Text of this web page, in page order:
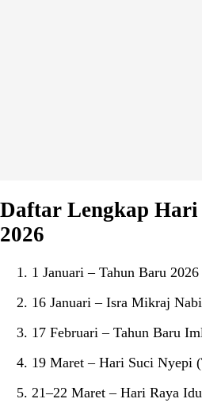
Daftar Lengkap
2026
1 Januari – Tahun Baru
16 Januari – Isra Mikraj
17 Februari – Tahun Baru
19 Maret – Hari Suci Nyepi
21–22 Maret – Hari Raya